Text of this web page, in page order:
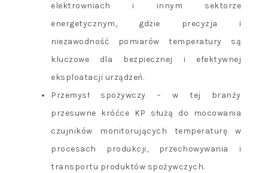
elektrowniach i innym sektorze
energetycznym, gdzie precyzja i
niezawodność pomiarów temperatury są
kluczowe dla bezpiecznej i efektywnej
eksploatacji urządzeń.
Przemysł spożywczy – w tej branży
przesuwne króćce KP służą do mocowania
czujników monitorujących temperaturę w
procesach produkcji, przechowywania i
transportu produktów spożywczych.